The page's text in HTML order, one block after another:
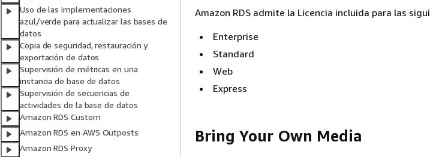
Uso de las implementaciones
azul/verde para actualizar las bases de
datos
Copia de seguridad, restauración y
exportación de datos
Supervisión de métricas en una
instancia de base de datos
Supervisión de secuencias de
actividades de la base de datos
Amazon RDS Custom
Amazon RDS en AWS Outposts
Amazon RDS Proxy
Amazon RDS admite la Licencia incluida para las
Enterprise
Standard
Web
Express
Bring Your Own Media